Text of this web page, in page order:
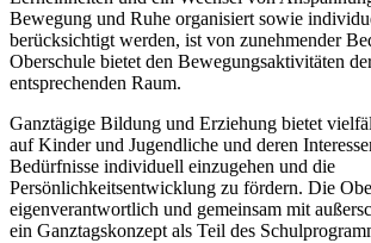
Bewegung und Ruhe organisiert sowie
berücksichtigt werden, ist von zunehmender
Oberschule bietet den Bewegungsaktivitäten
entsprechenden Raum.
Ganztägige Bildung und Erziehung bietet
auf Kinder und Jugendliche und deren
Bedürfnisse individuell einzugehen und die
Persönlichkeitsentwicklung zu fördern. Die
eigenverantwortlich und gemeinsam mit
ein Ganztagskonzept als Teil des